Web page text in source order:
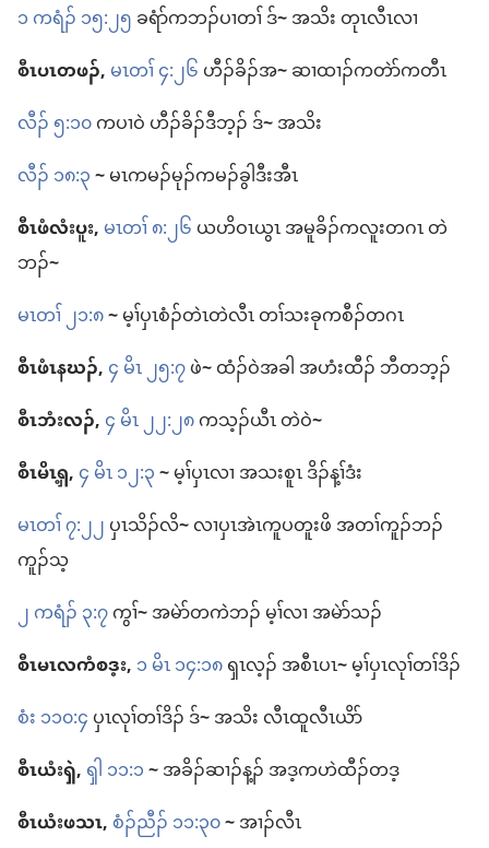
၁ ကရံၣ်​ ၁၅:၂၅ခရံာ်​က​ဘၣ်​ပၢတၢ် ဒ်~အသိး တုၤ​လီၤ​လၢ
စီၤပၤ​တဖၣ်,မၤတၢ် ၄:၂၆ဟီၣ်ခိၣ်​အ~ဆၢထၢၣ်​ကတဲာ်​ကတီၤ
လီၣ်​ ၅:၁၀က​ပၢဝဲ ဟီၣ်ခိၣ်​ဒီဘ့ၣ်​ ဒ်~အသိး
လီၣ်​ ၁၈:၃~မၤ​ကမၣ်မုၣ်​ကမၣ်ခွါ​ဒီး​အီၤ
စီၤ​ဖံလံးပူး,မၤတၢ် ၈:၂၆ယဟိဝၤ​ယွၤ အ​မူခိၣ်​ကလူး​တဂၤ တဲ​
ဘၣ်~
မၤတၢ် ၂၁:၈~မ့ၢ်​ပှၤ​စံၣ်တဲၤ​တဲလီၤ တၢ်​သးခု​ကစီၣ်​တဂၤ
စီၤ​ဖံၤနဃၣ်,၄ မိၤ ၂၅:၇ဖဲ~ထံၣ်​ဝဲ​အခါ အ​ဟံးထီၣ်​ ဘီ​တ​ဘ့ၣ်
စီၤ​ဘံးလၣ်,၄ မိၤ ၂၂:၂၈ကသ့ၣ်​ယီၤ တဲဝဲ~
စီၤ​မိၤၡ့,၄ မိၤ ၁၂:၃~မ့ၢ်​ပှၤလၢ အ​သးစူၤ ဒိၣ်န့ၢ်​ဒံး
မၤတၢ် ၇:၂၂ပှၤ​သိၣ်လိ~လၢ​ပှၤ​အဲၤကူပတူး​ဖိ အ​တၢ်​ကူၣ်​ဘၣ်​
ကူၣ်သ့
၂ ကရံၣ်​ ၃:၇ကွၢ်~အမဲာ်​တကဲ​ဘၣ်​ မ့ၢ်​လၢ အ​မဲာ်သၣ်
စီၤ​မၤလကံစဒ့း,၁ မိၤ ၁၄:၁၈ၡၤလ့ၣ်​ အ​စီၤပၤ~မ့ၢ်​ပှၤ​လုၢ်တၢ်​ဒိၣ်
စံး ၁၁၀:၄ပှၤ​လုၢ်တၢ်​ဒိၣ်​ ဒ်~အသိး လီၤထူ​လီၤယိာ်
စီၤ​ယံးၡဲ,ၡါ ၁၁:၁~အ​ခိၣ်ဆၢၣ်​န့ၣ်​ အဒ့​က​ဟဲထီၣ်​တ​ဒ့
စီၤ​ယံးဖသၤ,စံၣ်​ညီၣ်​ ၁၁:၃၀~အၢၣ်လီၤ